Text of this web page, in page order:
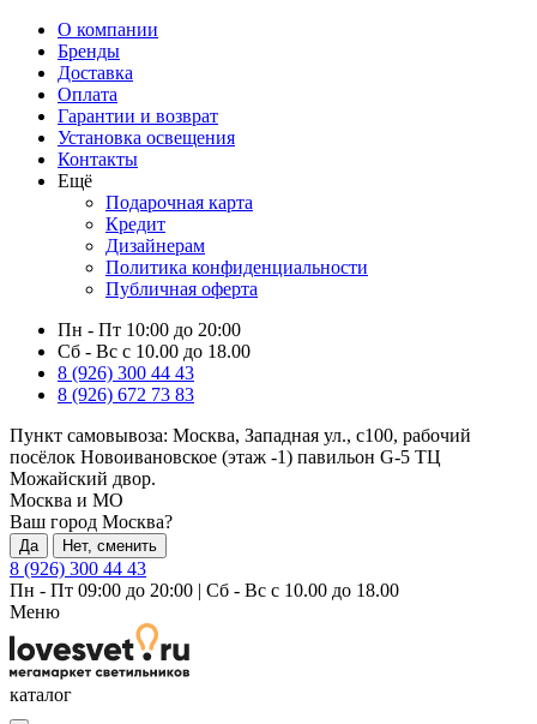
О компании
Бренды
Доставка
Оплата
Гарантии и возврат
Установка освещения
Контакты
Ещё
Подарочная карта
Кредит
Дизайнерам
Политика конфиденциальности
Публичная оферта
Пн - Пт 10:00 до 20:00
Сб - Вс с 10.00 до 18.00
8 (926) 300 44 43
8 (926) 672 73 83
Пункт самовывоза: Москва, Западная ул., с100, рабочий
посёлок Новоивановское (этаж -1) павильон G-5 ТЦ
Можайский двор.
Москва и МО
Ваш город Москва?
Да Нет, сменить
8 (926) 300 44 43
Пн - Пт 09:00 до 20:00 | Сб - Вс с 10.00 до 18.00
Меню
каталог